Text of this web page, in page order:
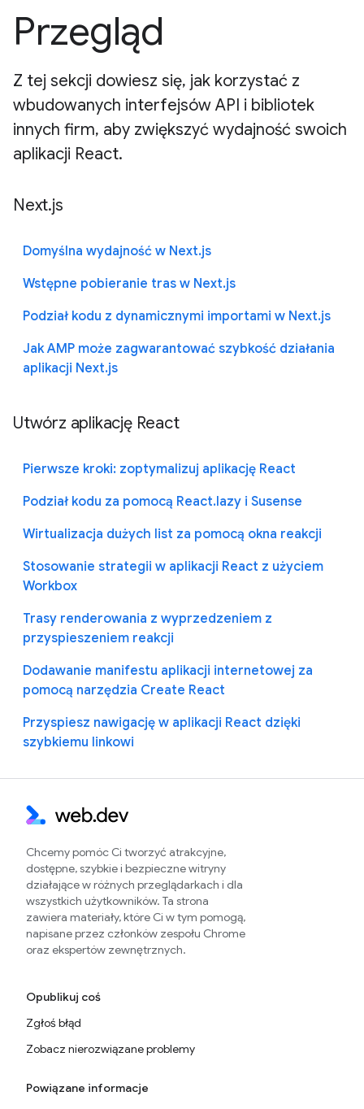
Przegląd
Z tej sekcji dowiesz się, jak korzystać z
wbudowanych interfejsów API i bibliotek
innych firm, aby zwiększyć wydajność swoich
aplikacji React.
Next.js
Domyślna wydajność w Next.js
Wstępne pobieranie tras w Next.js
Podział kodu z dynamicznymi importami w Next.js
Jak AMP może zagwarantować szybkość działania
aplikacji Next.js
Utwórz aplikację React
Pierwsze kroki: zoptymalizuj aplikację React
Podział kodu za pomocą React.lazy i Susense
Wirtualizacja dużych list za pomocą okna reakcji
Stosowanie strategii w aplikacji React z użyciem
Workbox
Trasy renderowania z wyprzedzeniem z
przyspieszeniem reakcji
Dodawanie manifestu aplikacji internetowej za
pomocą narzędzia Create React
Przyspiesz nawigację w aplikacji React dzięki
szybkiemu linkowi
Chcemy pomóc Ci tworzyć atrakcyjne,
dostępne, szybkie i bezpieczne witryny
działające w różnych przeglądarkach i dla
wszystkich użytkowników. Ta strona
zawiera materiały, które Ci w tym pomogą,
napisane przez członków zespołu Chrome
oraz ekspertów zewnętrznych.
Opublikuj coś
Zgłoś błąd
Zobacz nierozwiązane problemy
Powiązane informacje